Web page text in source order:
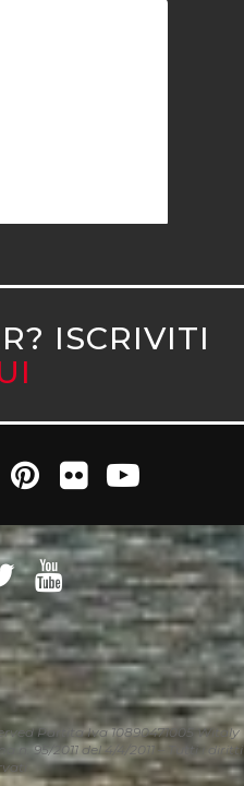
ISCRIVITI
Partita Iva 10890471005 Witaly
n. 95/2011 del 4/4/2011 – Tutti i diritti